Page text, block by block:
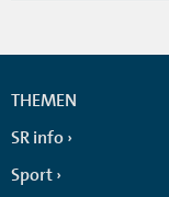
THEMEN
SR info
Sport